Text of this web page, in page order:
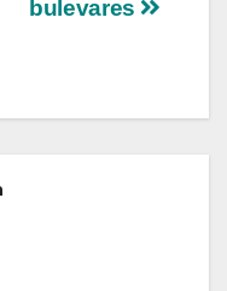
bulevares